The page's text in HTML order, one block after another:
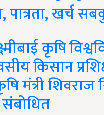
खर्च
कृषि
किसान
मंत्री शिवराज